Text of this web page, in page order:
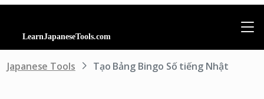
Japanese Tools Tạo Bảng Bingo Số tiếng Nhật